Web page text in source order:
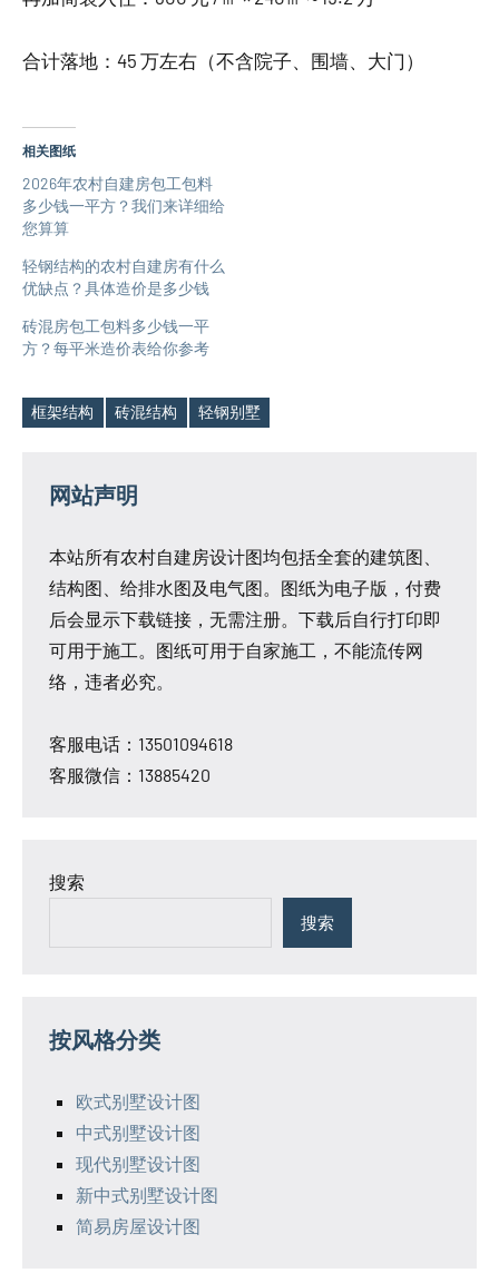
合计落地：45 万左右（不含院子、围墙、大门）
相关图纸
2026年农村自建房包工包料
多少钱一平方？我们来详细给
您算算
轻钢结构的农村自建房有什么
优缺点？具体造价是多少钱
砖混房包工包料多少钱一平
方？每平米造价表给你参考
Tags
框架结构 砖混结构 轻钢别墅
网站声明
本站所有农村自建房设计图均包括全套的建筑图、
结构图、给排水图及电气图。图纸为电子版，付费
后会显示下载链接，无需注册。下载后自行打印即
可用于施工。图纸可用于自家施工，不能流传网
络，违者必究。
客服电话：13501094618
客服微信：13885420
搜索
搜索
按风格分类
欧式别墅设计图
中式别墅设计图
现代别墅设计图
新中式别墅设计图
简易房屋设计图